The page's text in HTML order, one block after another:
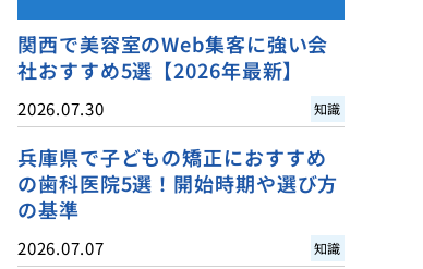
関西で美容室のWeb集客に強い会
社おすすめ5選【2026年最新】
2026.07.30 知識
兵庫県で子どもの矯正におすすめ
の歯科医院5選！開始時期や選び方
の基準
2026.07.07 知識